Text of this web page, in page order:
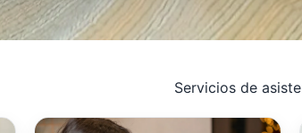
Servicios de